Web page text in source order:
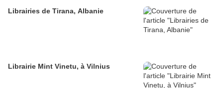
Librairies de Tirana, Albanie
Librairie Mint Vinetu, à Vilnius